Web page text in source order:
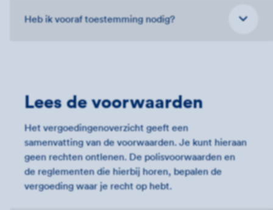
Heb ik vooraf toestemming nodig?
Lees de voorwaarden
Het vergoedingenoverzicht geeft een
samenvatting van de voorwaarden. Je kunt hieraan
geen rechten ontlenen. De polisvoorwaarden en
de reglementen die hierbij horen, bepalen de
vergoeding waar je recht op hebt.